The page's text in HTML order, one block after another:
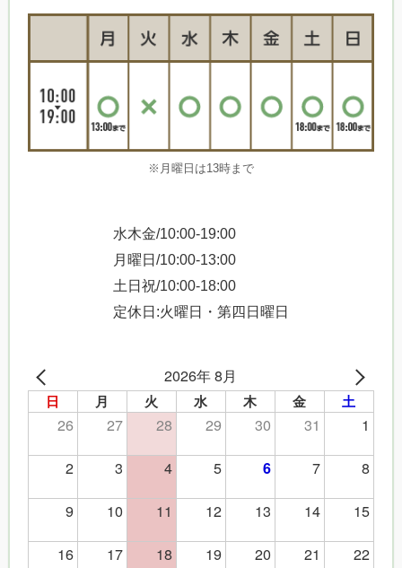
※月曜日は13時まで
水木金/10:00-19:00
月曜日/10:00-13:00
土日祝/10:00-18:00
定休日:火曜日・第四日曜日
2026年 8月
日 月 火 水 木 金 土
26 27 28 29 30 31
1
2
3 4 5 6 7
8
9
10 11 12 13 14
15
16
17 18 19 20 21
22